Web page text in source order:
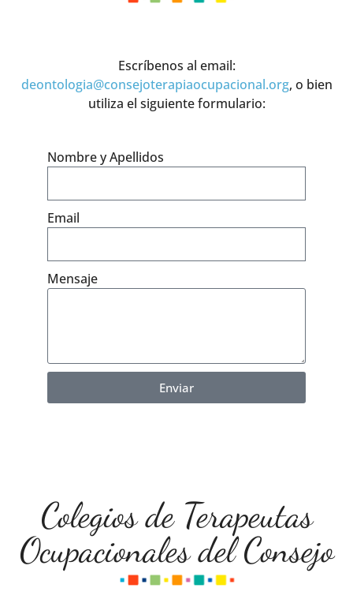
Escríbenos al email:
deontologia@consejoterapiaocupacional.org, o bien
utiliza el siguiente formulario:
Nombre y Apellidos
Email
Mensaje
Enviar
Colegios de Terapeutas
Ocupacionales del Consejo